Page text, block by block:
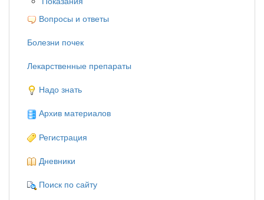
Вопросы и ответы
Болезни почек
Лекарственные препараты
Надо знать
Архив материалов
Регистрация
Дневники
Поиск по сайту